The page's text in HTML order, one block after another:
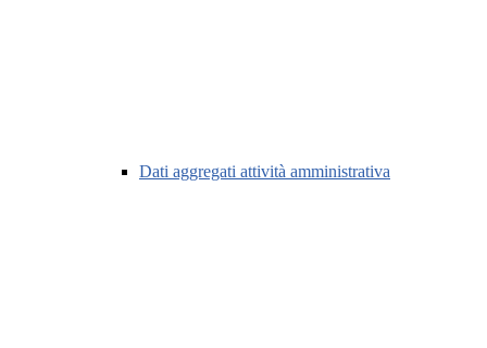
Dati aggregati attività amministrativa